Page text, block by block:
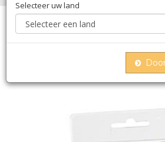
Home Moleculair
Espuma - spuitmond voor het
(naald ø 3+5 mm, 2+9 cm lang), 4-
Selecteer uw land